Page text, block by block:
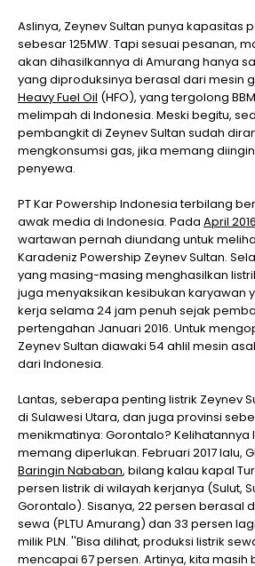
Aslinya, Zeynev Sultan punya kapasitas
sebesar 125MW. Tapi sesuai pesanan,
akan dihasilkannya di Amurang hanya
yang diproduksinya berasal dari mesin
Heavy Fuel Oil (HFO), yang tergolong
melimpah di Indonesia. Meski begitu,
pembangkit di Zeynev Sultan sudah
mengkonsumsi gas, jika memang
penyewa.
PT Kar Powership Indonesia terbilang
awak media di Indonesia. Pada April 2016
wartawan pernah diundang untuk
Karadeniz Powership Zeynev Sultan.
yang masing-masing menghasilkan
juga menyaksikan kesibukan karyawan
kerja selama 24 jam penuh sejak
pertengahan Januari 2016. Untuk
Zeynev Sultan diawaki 54 ahlil mesin
dari Indonesia.
Lantas, seberapa penting listrik Zeynev
di Sulawesi Utara, dan juga provinsi
menikmatinya: Gorontalo? Kelihatannya
memang diperlukan. Februari 2017 lalu,
Baringin Nababan, bilang kalau kapal
persen listrik di wilayah kerjanya (Sulut,
Gorontalo). Sisanya, 22 persen berasal
sewa (PLTU Amurang) dan 33 persen
milik PLN. ''Bisa dilihat, produksi listrik
mencapai 67 persen. Artinya, kita